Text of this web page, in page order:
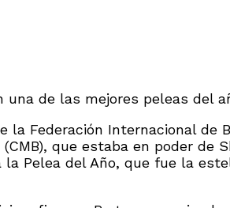
una de las mejores peleas del
la Federación Internacional
(CMB), que estaba en poder
Pelea del Año, que fue la